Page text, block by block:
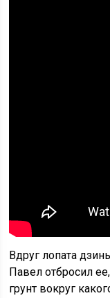
Вдруг лопата
Павел отбросил
грунт вокруг